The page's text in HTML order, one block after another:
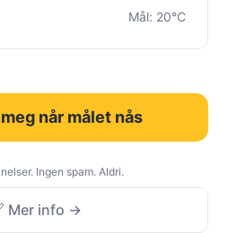
Mål: 20°C
når målet nås
Ingen spam. Aldri.
Mer info →